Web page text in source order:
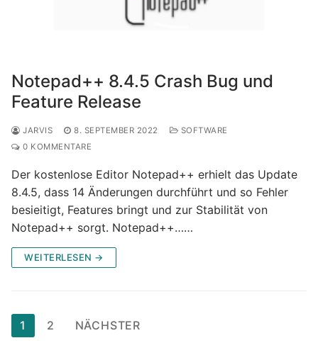
Notepad++ 8.4.5 Crash Bug und
Feature Release
JARVIS 8. SEPTEMBER 2022
SOFTWARE
0 KOMMENTARE
Der kostenlose Editor Notepad++ erhielt das Update
8.4.5, dass 14 Änderungen durchführt und so Fehler
besieitigt, Features bringt und zur Stabilität von
Notepad++ sorgt. Notepad++……
WEITERLESEN →
Seitennummerierung
der
1 2 NÄCHSTER